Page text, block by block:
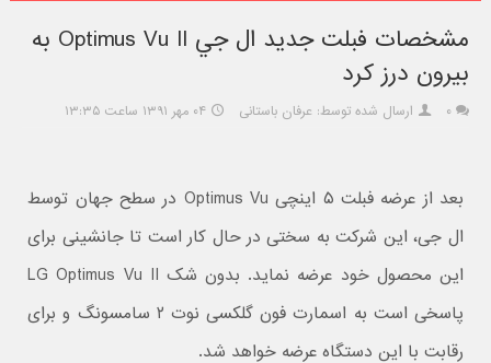
مشخصات فبلت جديد ال جي Optimus Vu II به
بيرون درز کرد
۰ ارسال شده توسط: عرفان باستانی ۰۴ مهر ۱۳۹۱ ساعت ۱۳:۳۵
بعد از عرضه فبلت ۵ اینچی Optimus Vu در سطح جهان توسط
ال جی، این شرکت به سختی در حال کار است تا جانشینی برای
این محصول خود عرضه نماید. بدون شک LG Optimus Vu II
پاسخی است به اسمارت فون گلکسی نوت ۲ سامسونگ و برای
رقابت با این دستگاه عرضه خواهد شد.